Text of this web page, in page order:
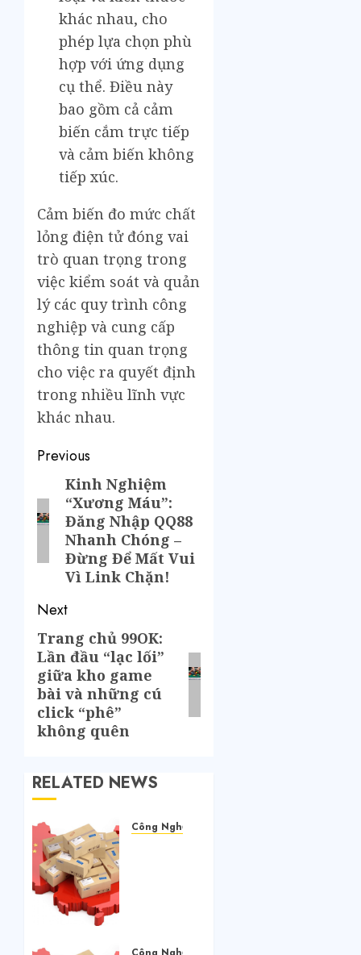
khác nhau, cho
phép lựa chọn phù
hợp với ứng dụng
cụ thể. Điều này
bao gồm cả cảm
biến cắm trực tiếp
và cảm biến không
tiếp xúc.
Cảm biến đo mức chất
lỏng điện tử đóng vai
trò quan trọng trong
việc kiểm soát và quản
lý các quy trình công
nghiệp và cung cấp
thông tin quan trọng
cho việc ra quyết định
trong nhiều lĩnh vực
khác nhau.
Previous
Kinh Nghiệm
“Xương Máu”:
Đăng Nhập QQ88
Nhanh Chóng –
Đừng Để Mất Vui
Vì Link Chặn!
Next
Trang chủ 99OK:
Lần đầu “lạc lối”
giữa kho game
bài và những cú
click “phê”
không quên
RELATED NEWS
Công Nghệ